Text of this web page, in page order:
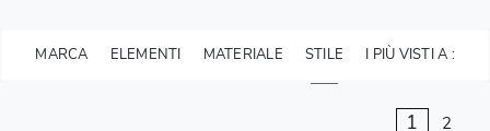
MARCA ELEMENTI MATERIALE STILE I PIÙ VISTI A :
1 2